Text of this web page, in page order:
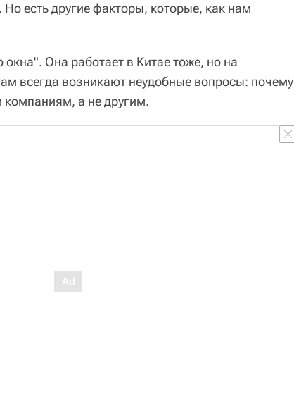
есть другие факторы, которые, как нам
Она работает в Китае тоже, но на
всегда возникают неудобные вопросы: почему
компаниям, а не другим.